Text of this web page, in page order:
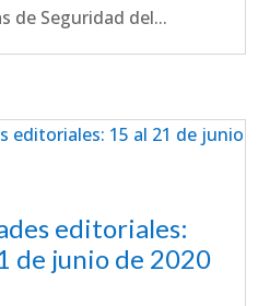
de Seguridad del...
editoriales:
de junio de 2020